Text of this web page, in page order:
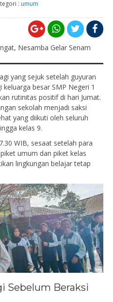
: umum
yang sejuk setelah guyuran
besar SMP Negeri 1
rutinitas positif di hari Jumat.
sekolah menjadi saksi
yang diikuti oleh seluruh
kelas 9.
WIB, sesaat setelah para
umum dan piket kelas
lingkungan belajar tetap
Sebelum Beraksi